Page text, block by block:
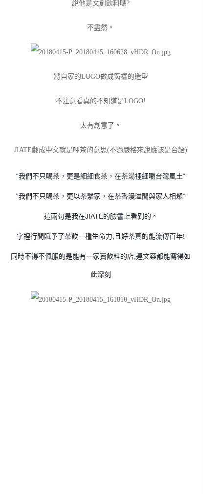
說他是文創飲料嗎?
不盡然。
將自家的LOGO做成窗櫺的造型
不注意看真的不知道是LOGO!
太有創意了。
JIATE翻成中文就是呷茶的意思(不過嚴格來說應該是台語)
“我們不只喝茶，更是細細食茶，在茶湯裡細嚼台灣風土”
“我們不只喝茶，更以茶繫家，在茶香漫溢間與家人相聚”
這兩句是我在JIATE的臉書上看到的。
字裡行間賦予了茶飲一種生命力,且好茶真的能流傳百年!
同時不得不佩服的是能有一家賣飲料的店,連文案都能寫得如
此深刻